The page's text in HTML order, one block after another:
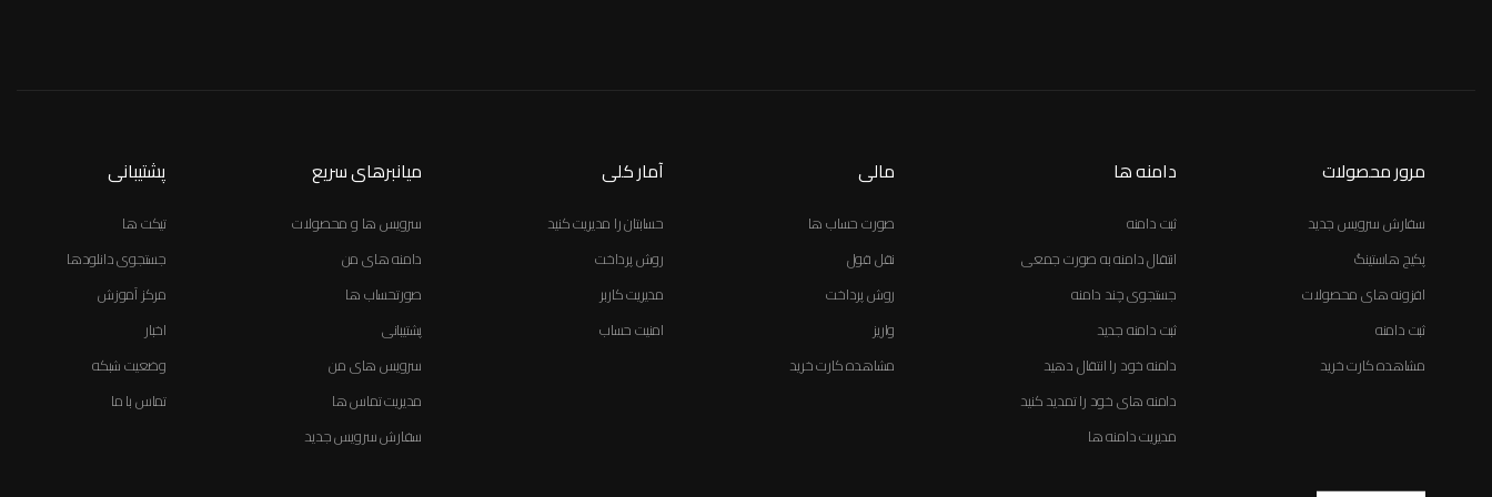
مرور محصولات
سفارش سرویس جدید
پکیج هاستینگ
افزونه های محصولات
ثبت دامنه
مشاهده کارت خرید
دامنه ها
ثبت دامنه
انتقال دامنه به صورت جمعی
جستجوی چند دامنه
ثبت دامنه جدید
دامنه خود را انتقال دهید
دامنه های خود را تمدید کنید
مدیریت دامنه ها
مالی
صورت حساب ها
نقل قول
روش پرداخت
واریز
مشاهده کارت خرید
آمار کلی
حسابتان را مدیریت کنید
روش پرداخت
مدیریت کاربر
امنیت حساب
میانبرهای سریع
سرویس ها و محصولات
دامنه های من
صورتحساب ها
پشتیبانی
سرویس های من
مدیریت تماس ها
سفارش سرویس جدید
پشتیبانی
تیکت ها
جستجوی دانلودها
مرکز آموزش
اخبار
وضعیت شبکه
تماس با ما